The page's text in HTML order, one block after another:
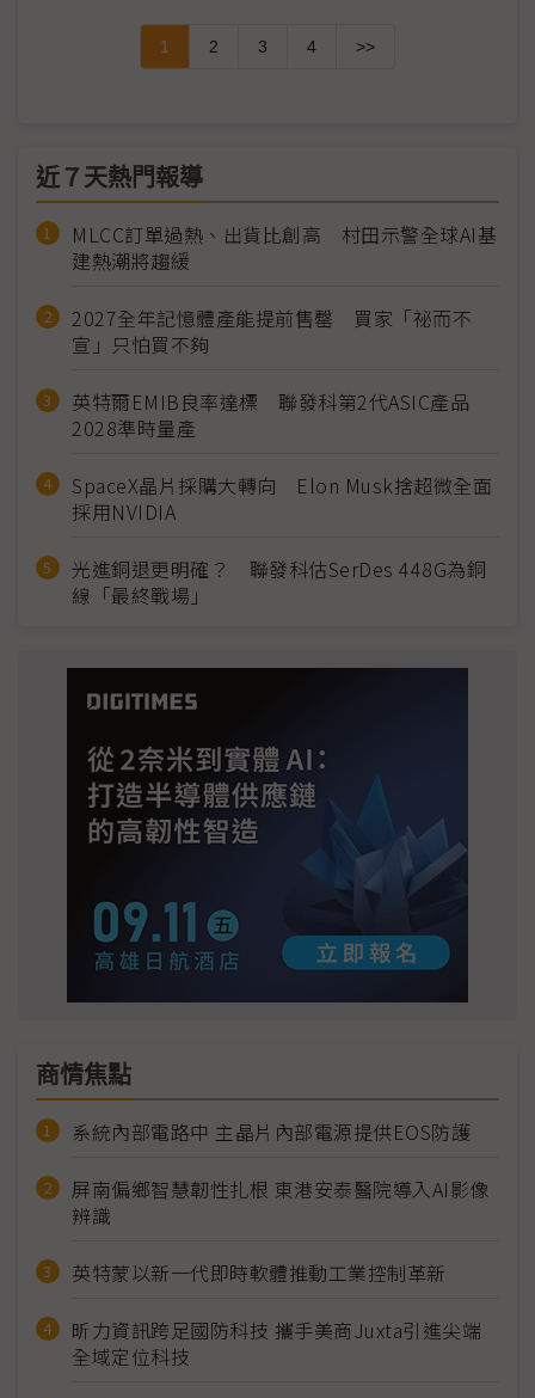
1 2 3 4 >>
近７天熱門報導
MLCC訂單過熱、出貨比創高 村田示警全球AI基
建熱潮將趨緩
2027全年記憶體產能提前售罄 買家「祕而不
宣」只怕買不夠
英特爾EMIB良率達標 聯發科第2代ASIC產品
2028準時量產
SpaceX晶片採購大轉向 Elon Musk捨超微全面
採用NVIDIA
光進銅退更明確？ 聯發科估SerDes 448G為銅
線「最終戰場」
商情焦點
系統內部電路中 主晶片內部電源提供EOS防護
屏南偏鄉智慧韌性扎根 東港安泰醫院導入AI影像
辨識
英特蒙以新一代即時軟體推動工業控制革新
昕力資訊跨足國防科技 攜手美商Juxta引進尖端
全域定位科技